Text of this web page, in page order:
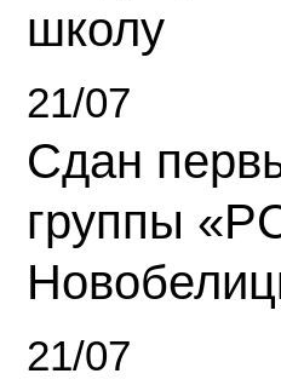
школу
21/07
Сдан
группы
21/07